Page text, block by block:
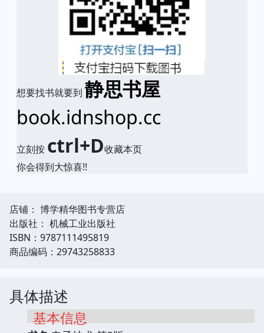
想要找书就要到 静思书屋
book.idnshop.cc
立刻按 ctrl+D收藏本页
你会得到大惊喜!!
店铺： 博学精华图书专营店
出版社： 机械工业出版社
ISBN：9787111495819
商品编码：29743258833
具体描述
基本信息